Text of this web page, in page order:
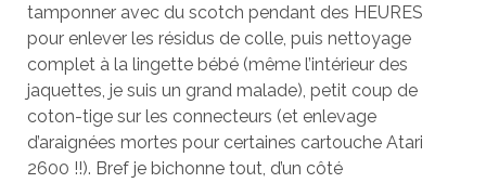
tamponner avec du scotch pendant des HEURES
pour enlever les résidus de colle, puis nettoyage
complet à la lingette bébé (même l’intérieur des
jaquettes, je suis un grand malade), petit coup de
coton-tige sur les connecteurs (et enlevage
d’araignées mortes pour certaines cartouche Atari
2600 !!). Bref je bichonne tout, d’un côté